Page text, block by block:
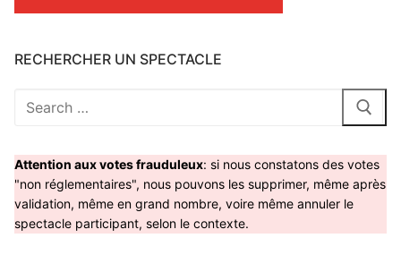
RECHERCHER UN SPECTACLE
Rechercher
Attention aux votes frauduleux: si nous constatons des votes
"non réglementaires", nous pouvons les supprimer, même après
validation, même en grand nombre, voire même annuler le
spectacle participant, selon le contexte.